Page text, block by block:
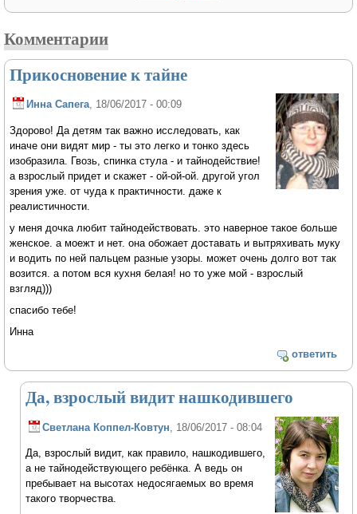
Комментарии
Прикосновение к тайне
Инна Сапега, 18/06/2017 - 00:09
Здорово! Да детям так важно исследовать, как
иначе они видят мир - ты это легко и тонко здесь
изобразила. Гвозь, спинка стула - и тайнодействие!
а взрослый придет и скажет - ой-ой-ой. другой угол
зрения уже. от чуда к практичности. даже к
реалистичности.
у меня дочка любит тайнодействовать. это наверное такое больше
женское. а моежт и нет. она обожает доставать и вытряхивать муку
и водить по ней пальцем разные узоры. может очень долго вот так
возится. а потом вся кухня белая! но то уже мой - взрослый
взгляд)))
спасибо тебе!
Инна
ответить
Да, взрослый видит нашкодившего
Светлана Коппел-Ковтун , 18/06/2017 - 08:04
Да, взрослый видит, как правило, нашкодившего,
а не тайнодействующего ребёнка. А ведь он
пребывает на высотах недосягаемых во время
такого творчества.